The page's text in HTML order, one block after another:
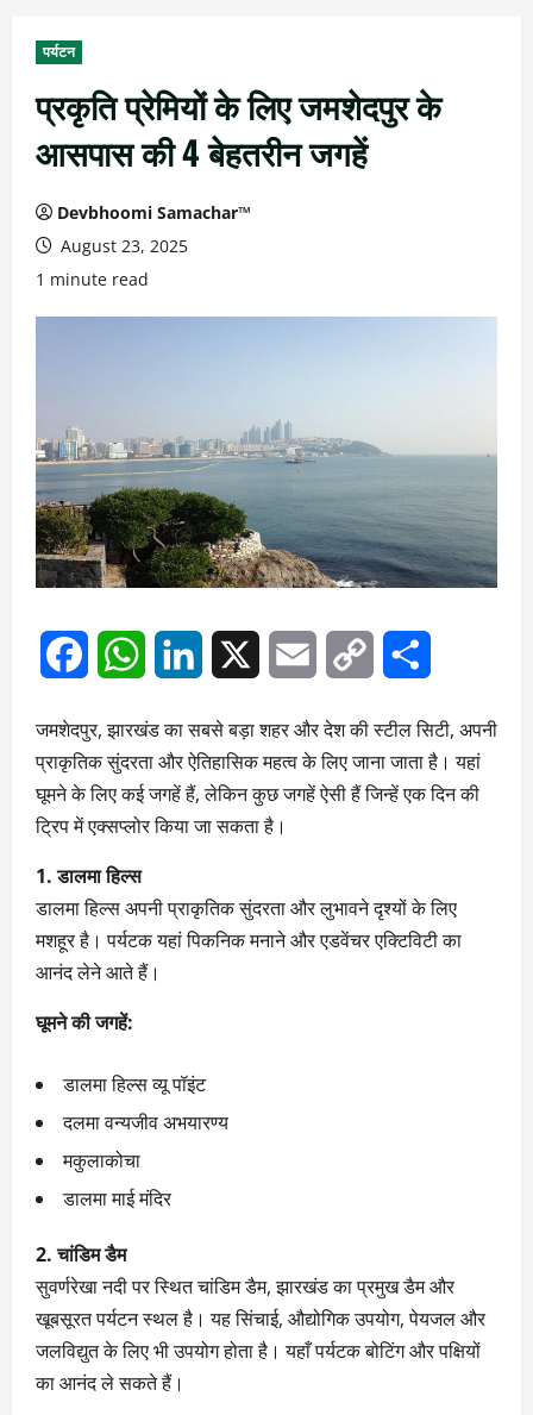
पर्यटन
प्रकृति प्रेमियों के लिए जमशेदपुर के
आसपास की 4 बेहतरीन जगहें
Devbhoomi Samachar™
August 23, 2025
1 minute read
FacebookWhatsAppLinkedIn Email
Copy
जमशेदपुर, झारखंड का सबसे बड़ा शहर और देश की स्टील सिटी, अपनी
प्राकृतिक सुंदरता और ऐतिहासिक महत्व के लिए जाना जाता है। यहां
घूमने के लिए कई जगहें हैं, लेकिन कुछ जगहें ऐसी हैं जिन्हें एक दिन की
ट्रिप में एक्सप्लोर किया जा सकता है।
1. डालमा हिल्स
डालमा हिल्स अपनी प्राकृतिक सुंदरता और लुभावने दृश्यों के लिए
मशहूर है। पर्यटक यहां पिकनिक मनाने और एडवेंचर एक्टिविटी का
आनंद लेने आते हैं।
घूमने की जगहें:
डालमा हिल्स व्यू पॉइंट
दलमा वन्यजीव अभयारण्य
मकुलाकोचा
डालमा माई मंदिर
2. चांडिम डैम
सुवर्णरेखा नदी पर स्थित चांडिम डैम, झारखंड का प्रमुख डैम और
खूबसूरत पर्यटन स्थल है। यह सिंचाई, औद्योगिक उपयोग, पेयजल और
जलविद्युत के लिए भी उपयोग होता है। यहाँ पर्यटक बोटिंग और पक्षियों
का आनंद ले सकते हैं।